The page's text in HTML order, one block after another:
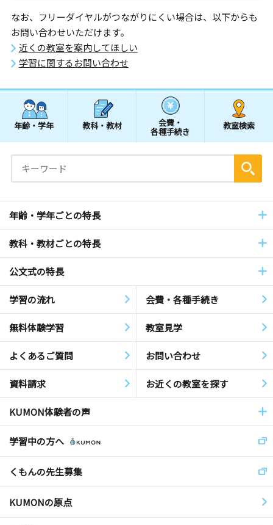
なお、フリーダイヤルがつながりにくい場合は、以下からも
お問い合わせいただけます。
近くの教室を案内してほしい
学習に関するお問い合わせ
年齢・学年 教科・教材 会費・
各種手続き
教室検索
年齢・学年ごとの特長
教科・教材ごとの特長
公文式の特長
学習の流れ 会費・各種手続き
無料体験学習 教室見学
よくあるご質問 お問い合わせ
資料請求 お近くの教室を探す
KUMON体験者の声
学習中の方へ
くもんの先生募集
KUMONの原点